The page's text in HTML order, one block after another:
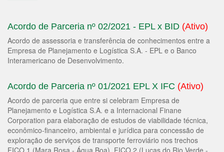
Acordo de Parceria nº 02/2021 - EPL x BID (Ativo)
Acordo de assessoria e transferência de conhecimentos entre a
Empresa de Planejamento e Logística S.A. - EPL e o Banco
Interamericano de Desenvolvimento.
Acordo de Parceria nº 01/2021 EPL X IFC (Ativo)
Acordo de parceria que entre si celebram Empresa de
Planejamento e Logística S.A. e a Internacional Finane
Corporation para elaboração de estudos de viabilidade técnica,
econômico-financeiro, ambiental e jurídica para concessão de
exploração de serviços de transporte ferroviário nos trechos
FICO 1 (Mara Rosa - Água Boa), FICO 2 (Lucas do Rio Verde -